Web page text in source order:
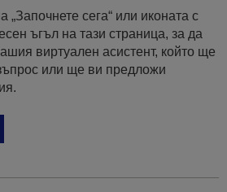
„Започнете сега“ или иконата с
ъгъл на тази страница, за да
виртуален асистент, който ще
или ще ви предложи